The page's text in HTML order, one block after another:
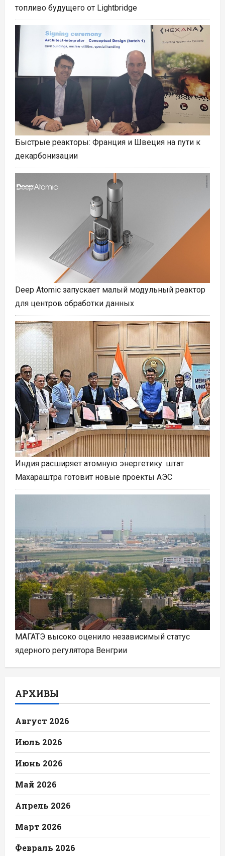
топливо будущего от Lightbridge
Быстрые реакторы: Франция и Швеция на пути к
декарбонизации
Deep Atomic запускает малый модульный реактор
для центров обработки данных
Индия расширяет атомную энергетику: штат
Махараштра готовит новые проекты АЭС
МАГАТЭ высоко оценило независимый статус
ядерного регулятора Венгрии
АРХИВЫ
Август 2026
Июль 2026
Июнь 2026
Май 2026
Апрель 2026
Март 2026
Февраль 2026